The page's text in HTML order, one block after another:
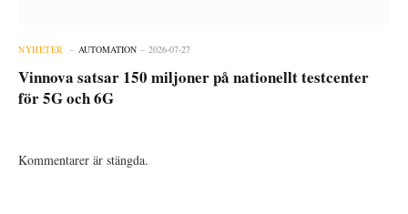
NYHETER AUTOMATION 2026-07-27
Vinnova satsar 150 miljoner på nationellt testcenter
för 5G och 6G
Kommentarer är stängda.